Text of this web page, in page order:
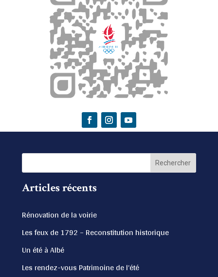
Articles récents
Rénovation de la voirie
Les feux de 1792 – Reconstitution historique
Un été à Albé
Les rendez-vous Patrimoine de l’été